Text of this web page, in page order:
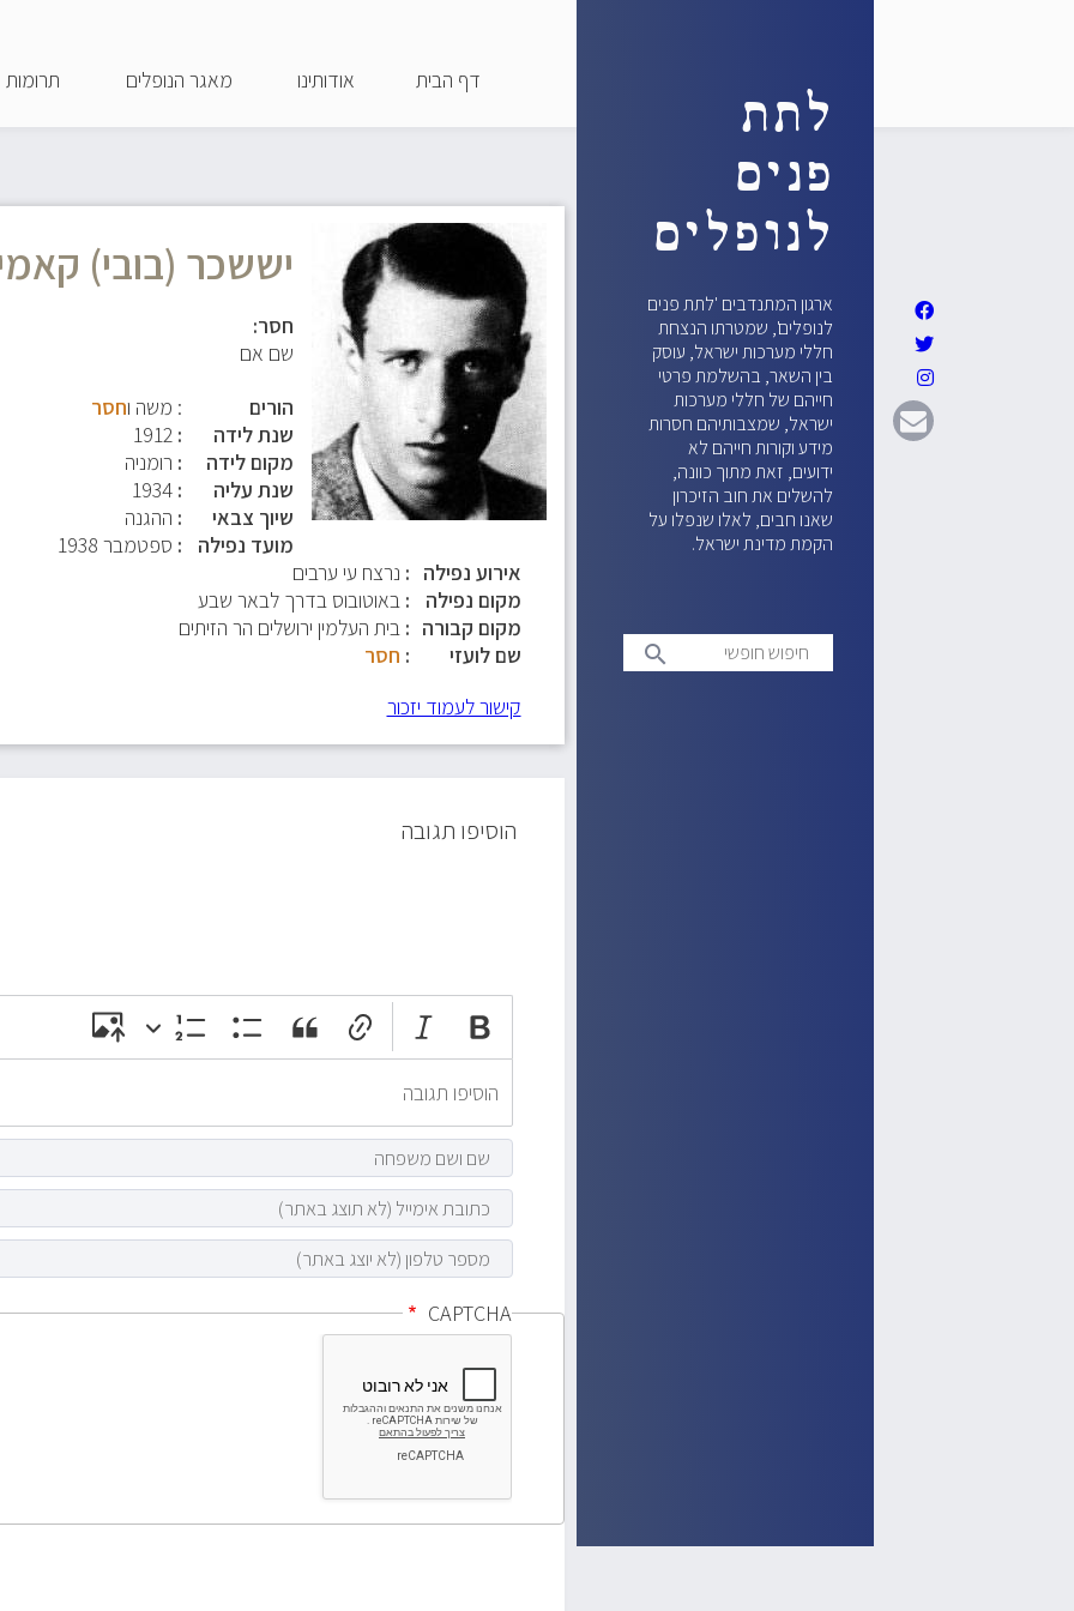
העיקרי
דף הבית אודותינו מאגר הנופלים תרומות
לתת
פנים
לנופלים
ארגון המתנדבים 'לתת פנים
לנופלים', שמטרתו הנצחת
חללי מערכות ישראל, עוסק
בין השאר, בהשלמת פרטי
חייהם של חללי מערכות
ישראל, שמצבותיהם חסרות
מידע וקורות חייהם לא
ידועים, זאת מתוך כוונה,
להשלים את חוב הזיכרון
שאנו חבים, לאלו שנפלו על
הקמת מדינת ישראל.
חיפוש
חופשי
search
יששכר (בובי)
חסר:
שם אם
הורים
: משה וחסר
שנת לידה
1912
מקום לידה
רומניה
שנת עליה
1934
שיוך צבאי
ההגנה
מועד נפילה
ספטמבר 1938
אירוע נפילה
נרצח עי ערבים
מקום נפילה
באוטובוס בדרך לבאר שבע
מקום קבורה
בית העלמין ירושלים הר הזיתים
שם לועזי
חסר
קישור לעמוד יזכור
הוסיפו תגובה
CAPTCHA